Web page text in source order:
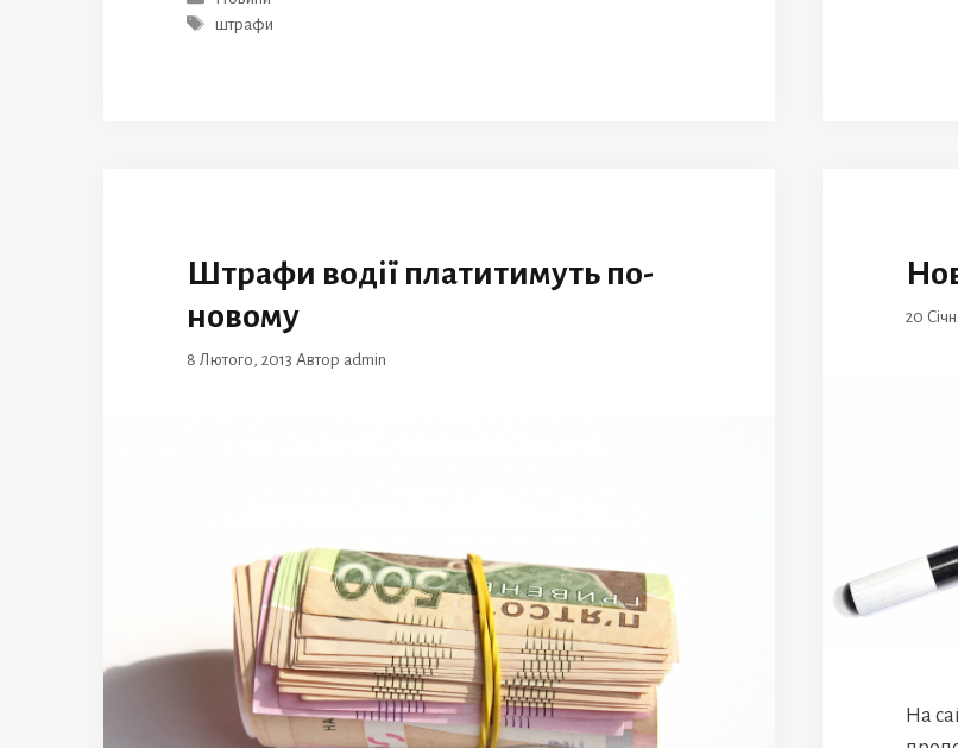
Позначки
штрафи
Штрафи водії платитимуть по-
новому
8 Лютого, 2013 Автор admin
20
На